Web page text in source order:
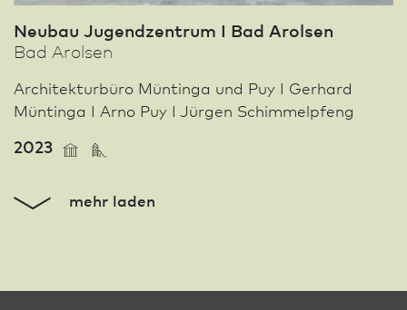
Neu­bau Jugend­zentrum I Bad Arolsen
Bad Arolsen
Archi­tekturbüro Müntinga und Puy I Gerhard
Müntinga I Arno Puy I Jürgen Schimmelpfeng
2023
mehr laden